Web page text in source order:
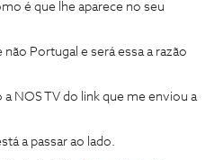
é que lhe aparece no seu
Portugal e será essa a razão
NOS TV do link que me enviou a
a passar ao lado.